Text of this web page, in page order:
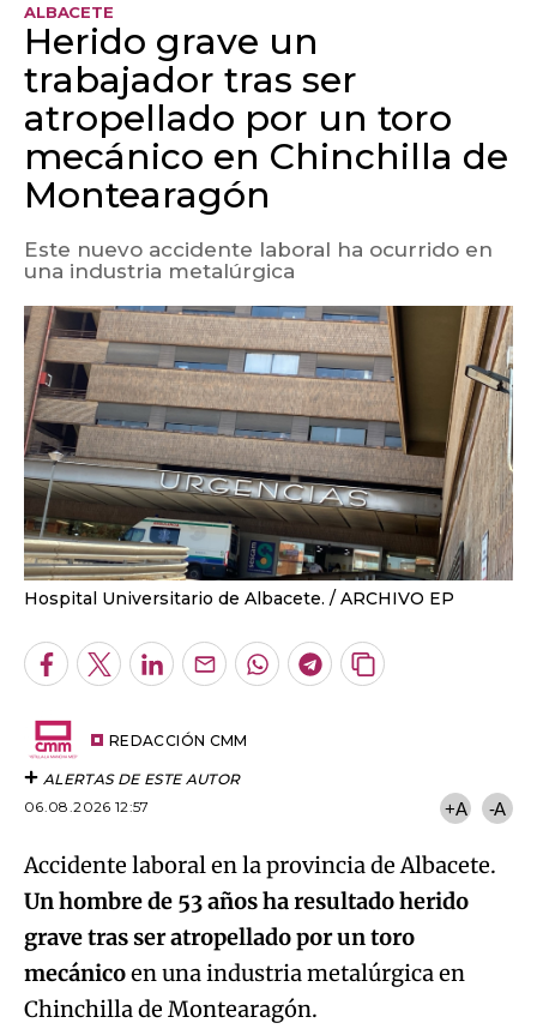
ALBACETE
Herido grave un
trabajador tras ser
atropellado por un toro
mecánico en Chinchilla de
Montearagón
Este nuevo accidente laboral ha ocurrido en
una industria metalúrgica
Hospital Universitario de Albacete. ARCHIVO EP
Facebook
TwitterLinkedInEnviarWhatsapp
Telegram
Copiar
REDACCIÓN CMM
ALERTAS DE ESTE AUTOR
06.08.2026 12:57
+A -A
Accidente laboral en la provincia de Albacete.
Un hombre de 53 años ha resultado herido
grave tras ser atropellado por un toro
mecánicoen una industria metalúrgica en
Chinchilla de Montearagón.